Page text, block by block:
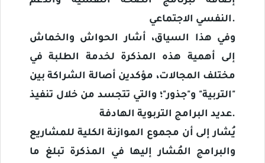
النفسي الاجتماعي.
وفي هذا السياق، أشار الحواش والخماش
إلى أهمية هذه المذكرة لخدمة الطلبة في
مختلف المجالات، مؤكدين أصالة الشراكة بين
"التربية" و"جذور"؛ والتي تتجسد من خلال تنفيذ
عديد البرامج التربوية الهادفة.
يُشار إلى أن مجموع الموازنة الكلية للمشاريع
والبرامج المُشار إليها في المذكرة تبلغ ما